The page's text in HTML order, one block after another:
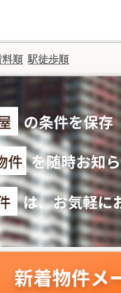
料順 駅徒歩順